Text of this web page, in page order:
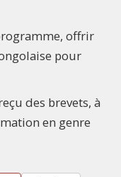
offrir
pour
des brevets, à
en genre